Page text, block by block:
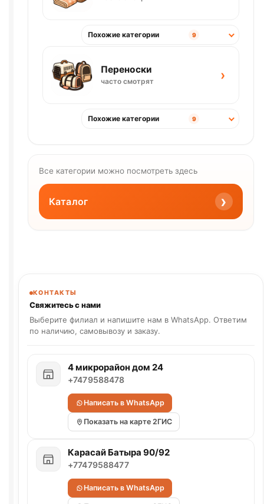
Похожие категории 9
Переноски
часто смотрят ›
Похожие категории 9
Все категории можно посмотреть здесь
Каталог ›
КОНТАКТЫ
Свяжитесь с нами
Выберите филиал и напишите нам в WhatsApp. Ответим
по наличию, самовывозу и заказу.
4 микрорайон дом 24
+7479588478
Написать в WhatsApp
Показать на карте 2ГИС
Карасай Батыра 90/92
+77479588477
Написать в WhatsApp